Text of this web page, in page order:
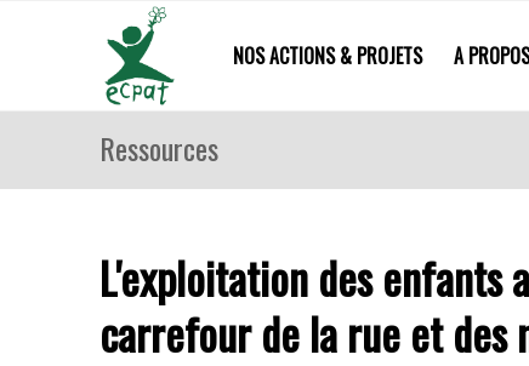
NOS ACTIONS & PROJETS A PROPOS
Ressources
L'exploitation des enfants
carrefour de la rue et des